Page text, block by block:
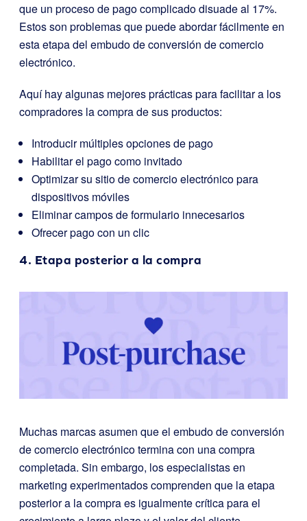
que un proceso de pago complicado disuade al 17%.
Estos son problemas que puede abordar fácilmente en
esta etapa del embudo de conversión de comercio
electrónico.
Aquí hay algunas mejores prácticas para facilitar a los
compradores la compra de sus productos:
Introducir múltiples opciones de pago
Habilitar el pago como invitado
Optimizar su sitio de comercio electrónico para
dispositivos móviles
Eliminar campos de formulario innecesarios
Ofrecer pago con un clic
4. Etapa posterior a la compra
Muchas marcas asumen que el embudo de conversión
de comercio electrónico termina con una compra
completada. Sin embargo, los especialistas en
marketing experimentados comprenden que la etapa
posterior a la compra es igualmente crítica para el